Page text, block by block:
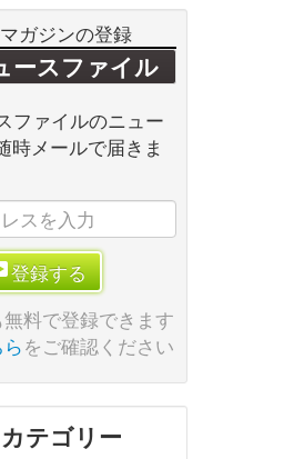
ガジンの登録
ースファイル
ファイルのニュー
時メールで届きま
登録する
料で登録できます
をご確認ください
テゴリー